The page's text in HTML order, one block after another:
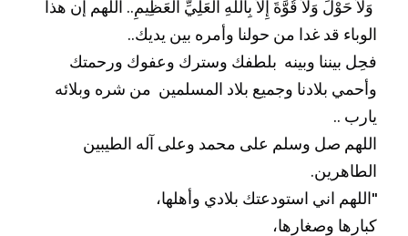
الوباء قد غدا من حولنا وأمره بين يديك..
يارب ..
الطاهرين.
"اللهم اني استودعتك بلادي وأهلها،
كبارها وصغارها،